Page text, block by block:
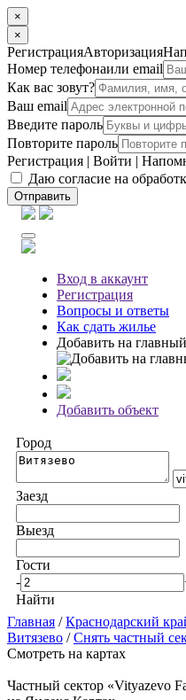
×
×
РегистрацияАвторизация
Номер телефонаили email
Как вас зовут?
Ваш email
Введите пароль
Повторите пароль
Регистрация | Войти |
Даю согласие на
Отправить
Вход в аккаунт
Регистрация
Вопросы и ответы
Как сдать жилье
Добавить на
Добавить объект
Город
Заезд
Выезд
Гости
-
Найти
Главная /Краснодарский
Витязево /Снять частный
Смотреть на картах
Частный сектор «Vityazevo